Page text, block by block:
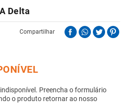
Delta
Compartilhar